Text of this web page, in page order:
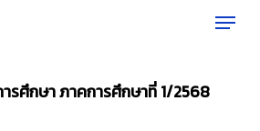
Menu
ารศึกษาภาคการศึกษาที่ 1/2568